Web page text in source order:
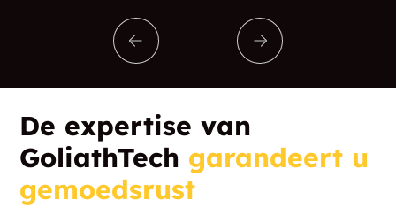
De expertise van
GoliathTech garandeert u
gemoedsrust